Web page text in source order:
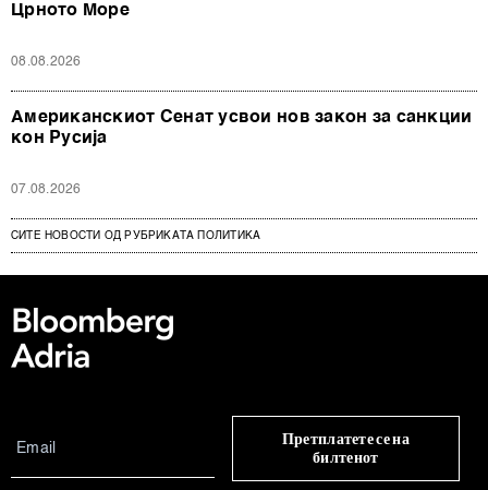
Црното Море
08.08.2026
Американскиот Сенат усвои нов закон за санкции
кон Русија
07.08.2026
СИТЕ НОВОСТИ ОД РУБРИКАТА ПОЛИТИКА
Претплатете се на
билтенот